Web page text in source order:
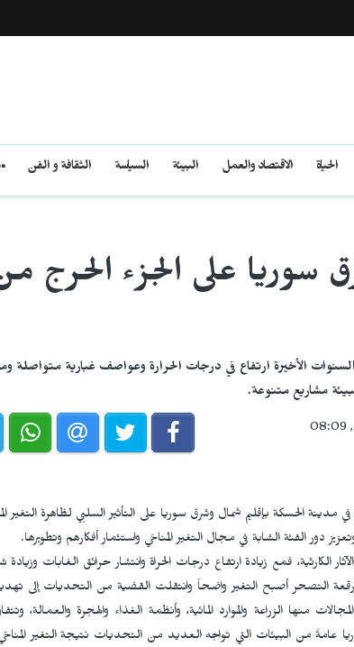
الحياة الاقتصاد والعمل البيئة السياسة الثقافة و الفن
سوريا على الجزء الحرج
الأخيرة ارتفاع في درجات الحرارة وعواصف غبارية
مشاريع متنوعة.
مدينة الحسكة بإقليم شمال وشرق سوريا على التأثير السلبي لظاهرة التغير
دور الفئة الشابة في مجال التغير المناخي واستثمار أفكارهم وتطويرها.
الكارثية، فمع زيادة ارتفاع درجات الحراة وانتشار حرائق الغابات وزيادة
التصحر أصبح التغير واضحاً وانتقلت القضية من التحديات إلى
منها الزراعة والموارد المائية، وأنظمة الغذاء والهجرة والعمالة،
عامةً من البيئات التي تواجه العديد من التحديات نتيجة التغير